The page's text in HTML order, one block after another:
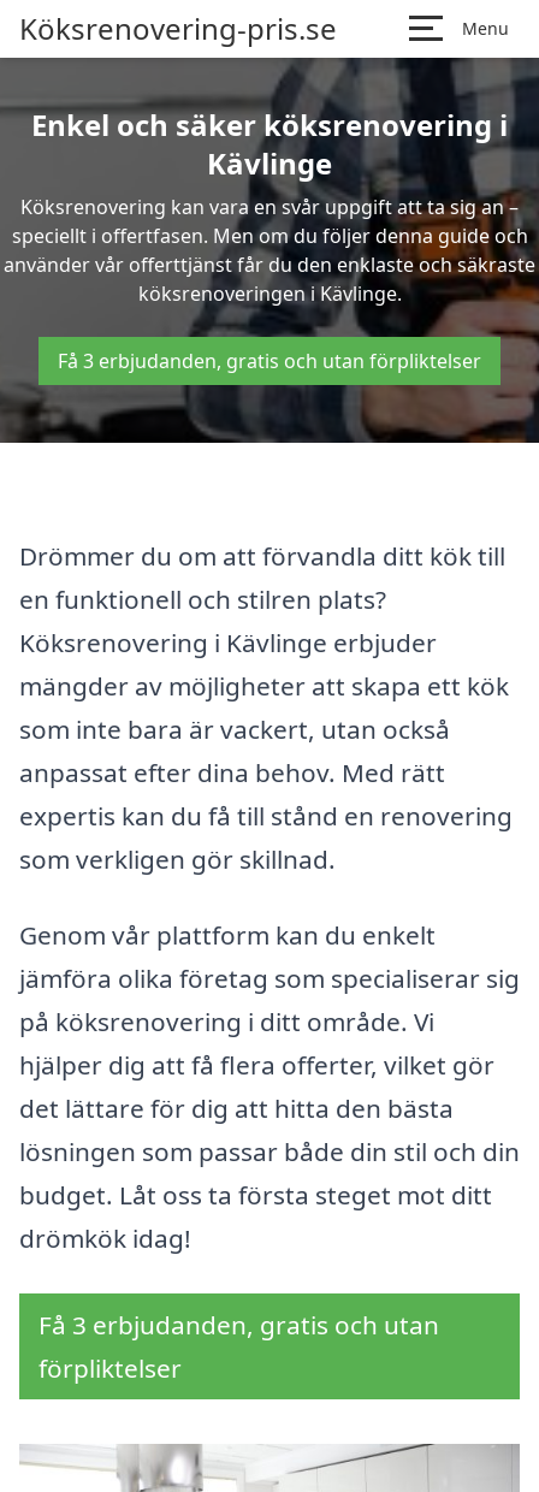
Köksrenovering-pris.se Menu
Enkel och säker köksrenovering i
Kävlinge
Köksrenovering kan vara en svår uppgift att ta sig an –
speciellt i offertfasen. Men om du följer denna guide och
använder vår offerttjänst får du den enklaste och säkraste
köksrenoveringen i Kävlinge.
Få 3 erbjudanden, gratis och utan förpliktelser
Drömmer du om att förvandla ditt kök till
en funktionell och stilren plats?
Köksrenovering i Kävlinge erbjuder
mängder av möjligheter att skapa ett kök
som inte bara är vackert, utan också
anpassat efter dina behov. Med rätt
expertis kan du få till stånd en renovering
som verkligen gör skillnad.
Genom vår plattform kan du enkelt
jämföra olika företag som specialiserar sig
på köksrenovering i ditt område. Vi
hjälper dig att få flera offerter, vilket gör
det lättare för dig att hitta den bästa
lösningen som passar både din stil och din
budget. Låt oss ta första steget mot ditt
drömkök idag!
Få 3 erbjudanden, gratis och utan
förpliktelser